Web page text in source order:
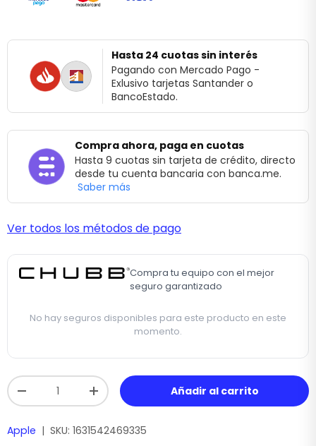
Hasta 24 cuotas sin interés
Pagando con Mercado Pago -
Exlusivo tarjetas Santander o
BancoEstado.
Compra ahora, paga en cuotas
Hasta 9 cuotas sin tarjeta de crédito, directo
desde tu cuenta bancaria con banca.me.
Saber más
Ver todos los métodos de pago
Compra tu equipo con el mejor
seguro garantizado
No hay seguros disponibles para este producto en este
momento.
Cant.
-
+ Añadir al carrito
Apple | SKU: 1631542469335